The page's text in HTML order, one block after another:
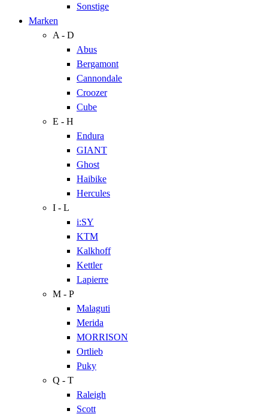
Sonstige
Marken
A - D
Abus
Bergamont
Cannondale
Croozer
Cube
E - H
Endura
GIANT
Ghost
Haibike
Hercules
I - L
i:SY
KTM
Kalkhoff
Kettler
Lapierre
M - P
Malaguti
Merida
MORRISON
Ortlieb
Puky
Q - T
Raleigh
Scott